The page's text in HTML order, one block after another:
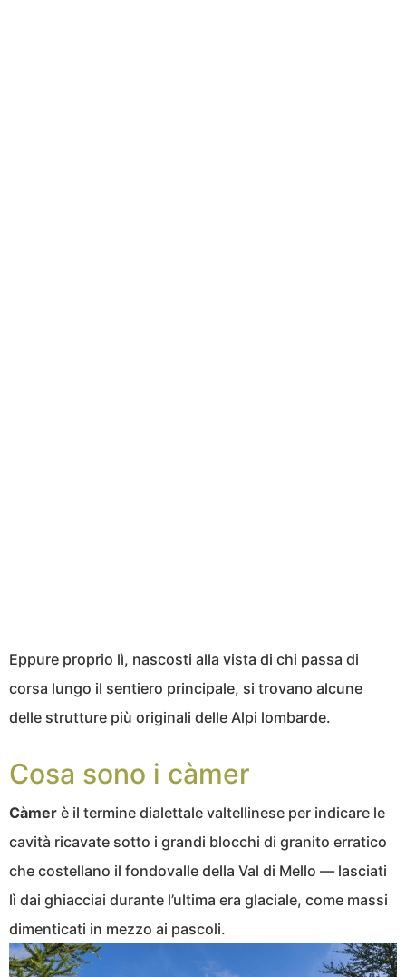
Eppure proprio lì, nascosti alla vista di chi passa di
corsa lungo il sentiero principale, si trovano alcune
delle strutture più originali delle Alpi lombarde.
Cosa sono i càmer
Càmer è il termine dialettale valtellinese per indicare le
cavità ricavate sotto i grandi blocchi di granito erratico
che costellano il fondovalle della Val di Mello — lasciati
lì dai ghiacciai durante l’ultima era glaciale, come massi
dimenticati in mezzo ai pascoli.